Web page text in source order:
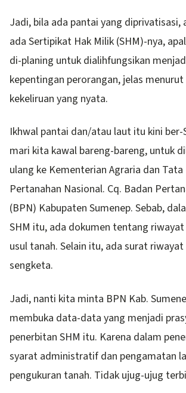
Jadi, bila ada pantai yang diprivatisasi,
ada Sertipikat Hak Milik (SHM)-nya,
di-planing untuk dialihfungsikan
kepentingan perorangan, jelas menurut
kekeliruan yang nyata.
Ikhwal pantai dan/atau laut itu kini
mari kita kawal bareng-bareng, untuk
ulang ke Kementerian Agraria dan
Pertanahan Nasional. Cq. Badan
(BPN) Kabupaten Sumenep. Sebab,
SHM itu, ada dokumen tentang
usul tanah. Selain itu, ada surat riwayat
sengketa.
Jadi, nanti kita minta BPN Kab.
membuka data-data yang menjadi
penerbitan SHM itu. Karena dalam
syarat administratif dan pengamatan
pengukuran tanah. Tidak ujug-ujug